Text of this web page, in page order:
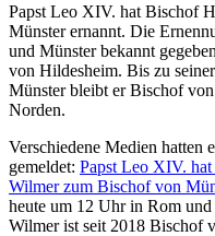
Papst Leo XIV. hat Bischof
Münster ernannt. Die
und Münster bekannt
von Hildesheim. Bis zu
Münster bleibt er Bischof
Norden.
Verschiedene Medien hatten
gemeldet: Papst Leo XIV.
Wilmer zum Bischof von
heute um 12 Uhr in Rom
Wilmer ist seit 2018 Bischof